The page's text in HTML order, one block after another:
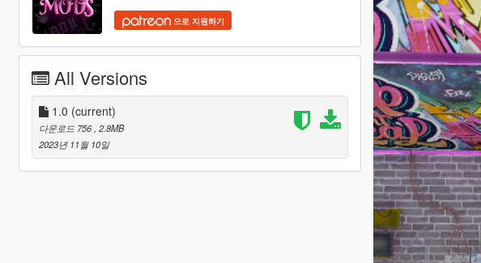
으로 지원하기
All Versions
1.0 (current)
다운로드 756 , 2.8MB
2023년 11월 10일